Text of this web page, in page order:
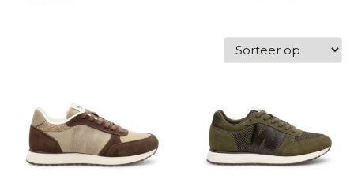
en gezonde groeiende
voeten.Voor school,
speelplaats of het volgende
race-avontuur: met een paar